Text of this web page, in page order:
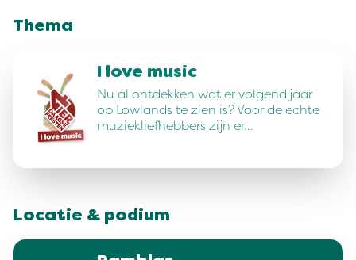
Thema
I love music
Nu al ontdekken wat er volgend jaar
op Lowlands te zien is? Voor de echte
muziekliefhebbers zijn er…
Locatie & podium